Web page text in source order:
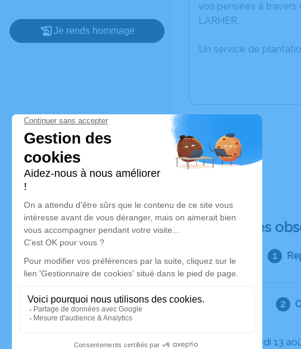
Je rends hommage
vos pensées à travers
LARHER.
Un service de
Déroulé des
Le mercredi 13